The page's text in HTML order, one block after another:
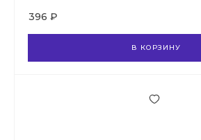
396 ₽
В КОРЗИНУ